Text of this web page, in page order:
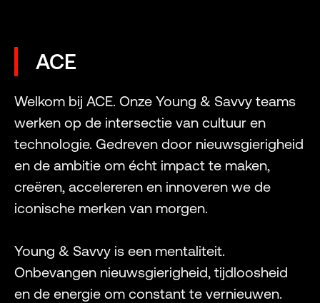
ACE
Welkom bij ACE. Onze Young & Savvy teams
werken op de intersectie van cultuur en
technologie. Gedreven door nieuwsgierigheid
en de ambitie om écht impact te maken,
creëren, accelereren en innoveren we de
iconische merken van morgen.
Young & Savvy is een mentaliteit.
Onbevangen nieuwsgierigheid, tijdloosheid
en de energie om constant te vernieuwen.